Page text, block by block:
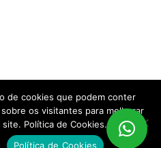
Refrigeração | Criado por:
Digitais
de cookies que podem conter
os visitantes para melhorar
Política de Cookies.
Política de Cookies